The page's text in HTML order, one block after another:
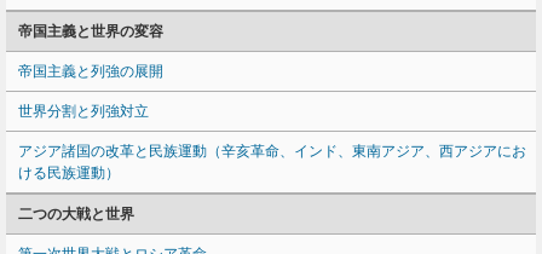
帝国主義と世界の変容
帝国主義と列強の展開
世界分割と列強対立
アジア諸国の改革と民族運動（辛亥革命、インド、東南アジア、西アジアにお
ける民族運動）
二つの大戦と世界